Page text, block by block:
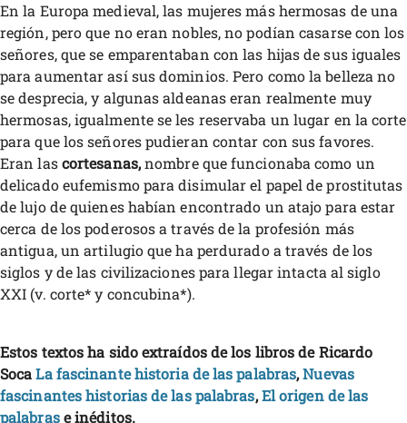
En la Europa medieval, las mujeres más hermosas de una
región, pero que no eran nobles, no podían casarse con los
señores, que se emparentaban con las hijas de sus iguales
para aumentar así sus dominios. Pero como la belleza no
se desprecia, y algunas aldeanas eran realmente muy
hermosas, igualmente se les reservaba un lugar en la corte
para que los señores pudieran contar con sus favores.
Eran lascortesanas,nombre que funcionaba como un
delicado eufemismo para disimular el papel de prostitutas
de lujo de quienes habían encontrado un atajo para estar
cerca de los poderosos a través de la profesión más
antigua, un artilugio que ha perdurado a través de los
siglos y de las civilizaciones para llegar intacta al siglo
XXI (v. corte* y concubina*).
Estos textos ha sido extraídos de los libros de Ricardo
SocaLa fascinante historia de las palabras,Nuevas
fascinantes historias de las palabras,El origen de las
palabrase inéditos.